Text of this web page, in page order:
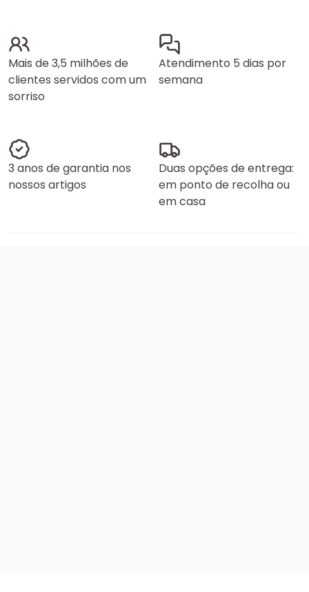
Mais de 3,5 milhões de
clientes servidos com um
sorriso
Atendimento 5 dias por
semana
3 anos de garantia nos
nossos artigos
Duas opções de entrega:
em ponto de recolha ou
em casa